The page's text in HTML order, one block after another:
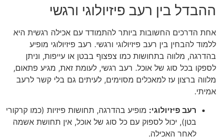
ההבדל בין רעב פיזיולוגי ורגשי
אחת הדרכים החשובות ביותר להתמודד עם אכילה רגשית היא
ללמוד להבחין בין רעב פיזיולוגי ורגשי. רעב פיזיולוגי מופיע
בהדרגה, מלווה בתחושות כמו צפצוף בבטן או עייפות, וניתן
לספקו בכל סוג של אוכל. רעב רגשי, לעומת זאת, מגיע פתאום,
מלווה ברצון עז למאכלים מסוימים, לעיתים גם בלי קשר לרעב
אמיתי.
רעב פיזיולוגי: מופיע בהדרגה, תחושות פיזיות (כמו קרקורי
בטן), יכול לספוק עם כל סוג של אוכל, אין תחושת אשמה
לאחר האכילה.